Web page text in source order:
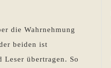
die Wahrnehmung
beiden ist
übertragen. So